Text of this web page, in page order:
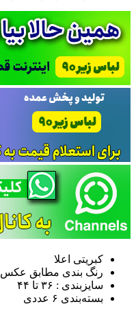
کبریتی اعلا
رنگ بندی مطابق عکس
سایزبندی : ٣۶ تا ۴۴
بسته‌بندی ۶ عددی